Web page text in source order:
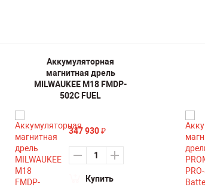
Аккумуляторная
магнитная дрель
MILWAUKEE M18 FMDP-
502C FUEL
347 930 ₽
Купить